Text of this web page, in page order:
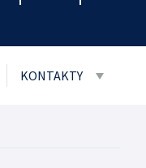
KONTAKTY